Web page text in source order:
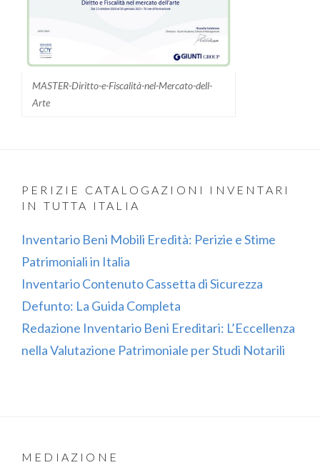
MASTER-Diritto-e-Fiscalità-nel-Mercato-dell-
Arte
PERIZIE CATALOGAZIONI INVENTARI
IN TUTTA ITALIA
Inventario Beni Mobili Eredità: Perizie e Stime
Patrimoniali in Italia
Inventario Contenuto Cassetta di Sicurezza
Defunto: La Guida Completa
Redazione Inventario Beni Ereditari: L’Eccellenza
nella Valutazione Patrimoniale per Studi Notarili
MEDIAZIONE